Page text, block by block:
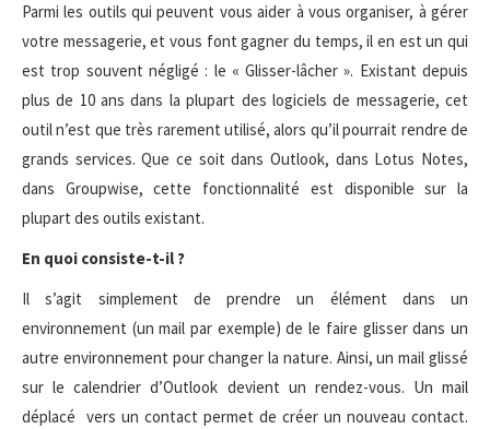
Parmi les outils qui peuvent vous aider à vous organiser, à gérer
votre messagerie, et vous font gagner du temps, il en est un qui
est trop souvent négligé : le « Glisser-lâcher ». Existant depuis
plus de 10 ans dans la plupart des logiciels de messagerie, cet
outil n’est que très rarement utilisé, alors qu’il pourrait rendre de
grands services. Que ce soit dans Outlook, dans Lotus Notes,
dans Groupwise, cette fonctionnalité est disponible sur la
plupart des outils existant.
En quoi consiste-t-il ?
Il s’agit simplement de prendre un élément dans un
environnement (un mail par exemple) de le faire glisser dans un
autre environnement pour changer la nature. Ainsi, un mail glissé
sur le calendrier d’Outlook devient un rendez-vous. Un mail
déplacé vers un contact permet de créer un nouveau contact.